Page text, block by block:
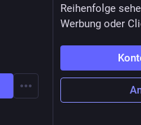
Reihenfolge
Werbung oder